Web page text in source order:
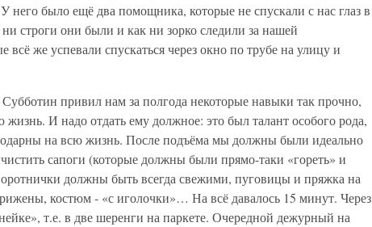
него было ещё два помощника, которые не спускали с нас глаз в
строги они были и как ни зорко следили за нашей
всё же успевали спускаться через окно по трубе на улицу и
привил нам за полгода некоторые навыки так прочно,
И надо отдать ему должное: это был талант особого рода,
на всю жизнь. После подъёма мы должны были идеально
сапоги (которые должны были прямо-таки «гореть» и
должны быть всегда свежими, пуговицы и пряжка на
костюм - «с иголочки»… На всё давалось 15 минут. Через
т.е. в две шеренги на паркете. Очередной дежурный на